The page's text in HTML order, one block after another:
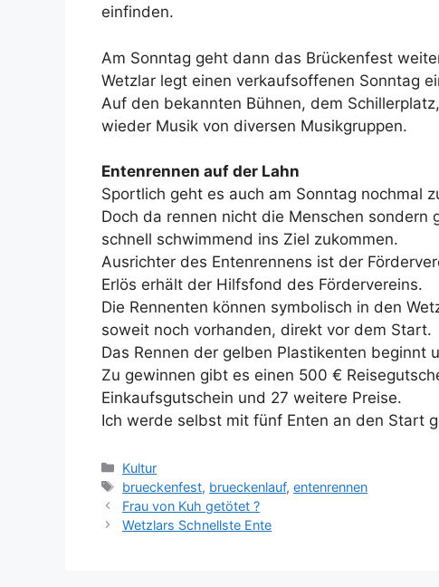
einfinden.
Am Sonntag geht dann das Brückenfest
Wetzlar legt einen verkaufsoffenen Sonntag
Auf den bekannten Bühnen, dem
wieder Musik von diversen Musikgruppen.
Entenrennen auf der Lahn
Sportlich geht es auch am Sonntag nochmal
Doch da rennen nicht die Menschen sondern
schnell schwimmend ins Ziel zukommen.
Ausrichter des Entenrennens ist der
Erlös erhält der Hilfsfond des Fördervereins.
Die Rennenten können symbolisch in den
soweit noch vorhanden, direkt vor dem Start.
Das Rennen der gelben Plastikenten beginnt
Zu gewinnen gibt es einen 500 €
Einkaufsgutschein und 27 weitere Preise.
Ich werde selbst mit fünf Enten an den Start
Kategorien
Kultur
Schlagwörter
brueckenfest, brueckenlauf,entenrennen
Frau von Kuh getötet ?
Wetzlars Schnellste Ente